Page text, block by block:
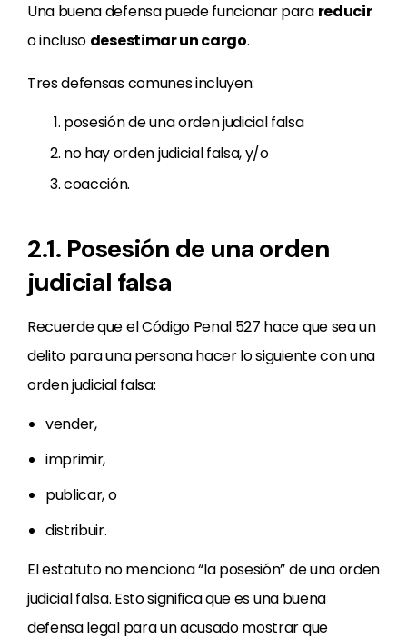
Una buena defensa puede funcionar para reducir
o incluso desestimar un cargo.
Tres defensas comunes incluyen:
posesión de una orden judicial falsa
no hay orden judicial falsa, y/o
coacción.
2.1. Posesión de una orden
judicial falsa
Recuerde que el Código Penal 527 hace que sea un
delito para una persona hacer lo siguiente con una
orden judicial falsa:
vender,
imprimir,
publicar, o
distribuir.
El estatuto no menciona “la posesión” de una orden
judicial falsa. Esto significa que es una buena
defensa legal para un acusado mostrar que